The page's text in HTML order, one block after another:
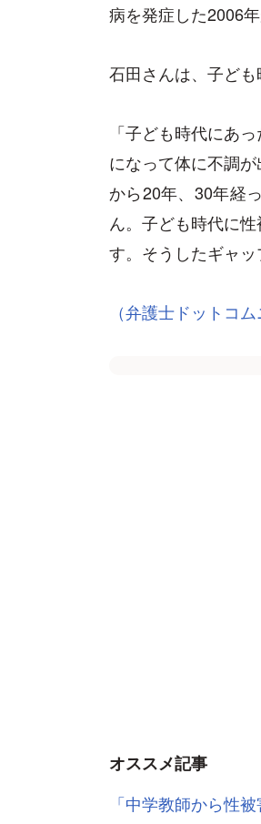
病を発症した2006
石田さんは、子ど
「子ども時代にあ
になって体に不調
から20年、30年経
ん。子ども時代に
す。そうしたギャッ
（弁護士ドットコム
オススメ記事
「中学教師から性